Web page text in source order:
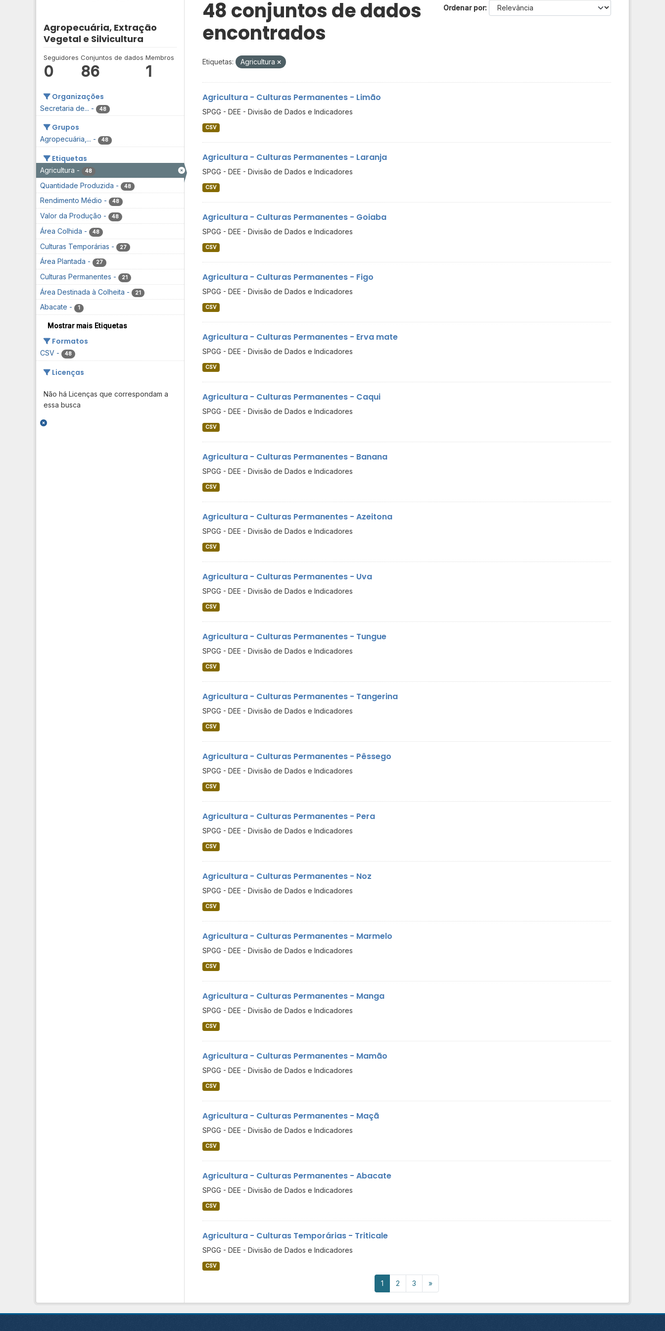
Agropecuária, Extração
Vegetal e Silvicultura
Seguidores
0
Conjuntos de dados
86
Membros
1
Organizações
Secretaria de... - 48
Grupos
Agropecuária,... - 48
Etiquetas
Agricultura - 48
Quantidade Produzida - 48
Rendimento Médio - 48
Valor da Produção - 48
Área Colhida - 48
Culturas Temporárias - 27
Área Plantada - 27
Culturas Permanentes - 21
Área Destinada à Colheita - 21
Abacate - 1
Mostrar mais Etiquetas
Formatos
CSV - 48
Licenças
Não há Licenças que correspondam a
essa busca
Ordenar por
48 conjuntos de dados
encontrados
Etiquetas: Agricultura
Agricultura - Culturas Permanentes - Limão
SPGG - DEE - Divisão de Dados e Indicadores
CSV
Agricultura - Culturas Permanentes - Laranja
SPGG - DEE - Divisão de Dados e Indicadores
CSV
Agricultura - Culturas Permanentes - Goiaba
SPGG - DEE - Divisão de Dados e Indicadores
CSV
Agricultura - Culturas Permanentes - Figo
SPGG - DEE - Divisão de Dados e Indicadores
CSV
Agricultura - Culturas Permanentes - Erva mate
SPGG - DEE - Divisão de Dados e Indicadores
CSV
Agricultura - Culturas Permanentes - Caqui
SPGG - DEE - Divisão de Dados e Indicadores
CSV
Agricultura - Culturas Permanentes - Banana
SPGG - DEE - Divisão de Dados e Indicadores
CSV
Agricultura - Culturas Permanentes - Azeitona
SPGG - DEE - Divisão de Dados e Indicadores
CSV
Agricultura - Culturas Permanentes - Uva
SPGG - DEE - Divisão de Dados e Indicadores
CSV
Agricultura - Culturas Permanentes - Tungue
SPGG - DEE - Divisão de Dados e Indicadores
CSV
Agricultura - Culturas Permanentes - Tangerina
SPGG - DEE - Divisão de Dados e Indicadores
CSV
Agricultura - Culturas Permanentes - Pêssego
SPGG - DEE - Divisão de Dados e Indicadores
CSV
Agricultura - Culturas Permanentes - Pera
SPGG - DEE - Divisão de Dados e Indicadores
CSV
Agricultura - Culturas Permanentes - Noz
SPGG - DEE - Divisão de Dados e Indicadores
CSV
Agricultura - Culturas Permanentes - Marmelo
SPGG - DEE - Divisão de Dados e Indicadores
CSV
Agricultura - Culturas Permanentes - Manga
SPGG - DEE - Divisão de Dados e Indicadores
CSV
Agricultura - Culturas Permanentes - Mamão
SPGG - DEE - Divisão de Dados e Indicadores
CSV
Agricultura - Culturas Permanentes - Maçã
SPGG - DEE - Divisão de Dados e Indicadores
CSV
Agricultura - Culturas Permanentes - Abacate
SPGG - DEE - Divisão de Dados e Indicadores
CSV
Agricultura - Culturas Temporárias - Triticale
SPGG - DEE - Divisão de Dados e Indicadores
CSV
1 2 3 »